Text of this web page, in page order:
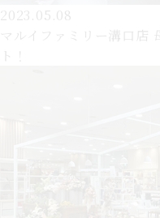
2023.05.08
マルイファミリー溝口店
ト！